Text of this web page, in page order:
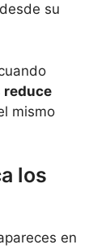
su
reduce
mismo
los
en